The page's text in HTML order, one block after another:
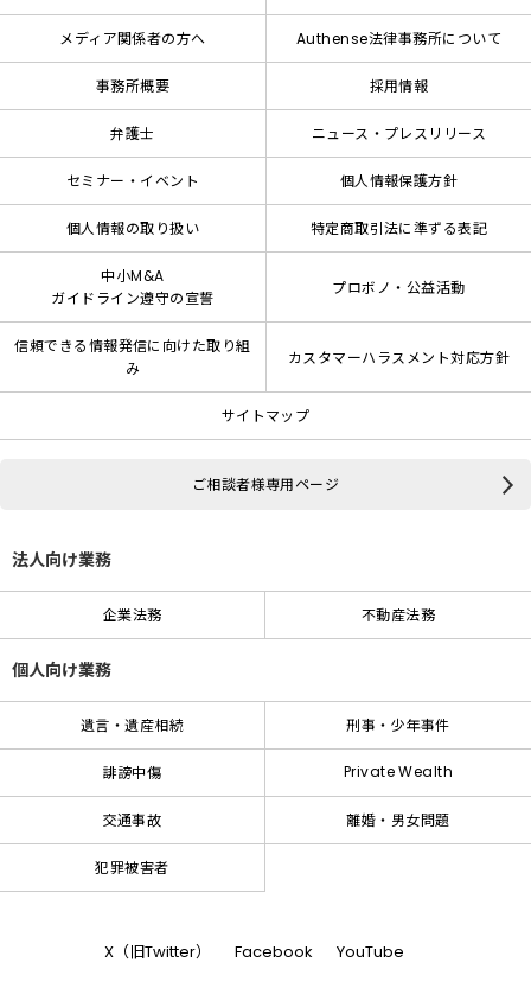
メディア関係者の方へ Authense法律事務所について
事務所概要 採用情報
弁護士 ニュース・プレスリリース
セミナー・イベント 個人情報保護方針
個人情報の取り扱い 特定商取引法に準ずる表記
中小M&A
ガイドライン遵守の宣誓
プロボノ・公益活動
信頼できる情報発信に向けた取り組
み
カスタマーハラスメント対応方針
サイトマップ
ご相談者様専用ページ
法人向け業務
企業法務 不動産法務
個人向け業務
遺言・遺産相続 刑事・少年事件
誹謗中傷 Private Wealth
交通事故 離婚・男女問題
犯罪被害者
X（旧Twitter） Facebook YouTube